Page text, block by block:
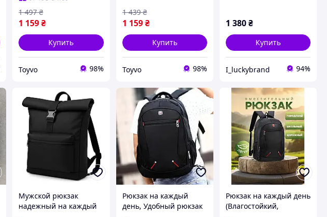
1 159₴
1 497 ₴
Купить
Toyvo 98%
1 159 ₴
1 439 ₴
Купить
Toyvo 98%
1 380₴
Купить
I_luckybrand 94%
Мужской рюкзак
надежный на каждый
Рюкзак на каждый
день, Удобный рюкзак
Рюкзак на каждый день
(Влагостойкий,